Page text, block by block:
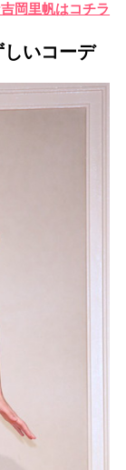
岡里帆はコチラ
いコーデ